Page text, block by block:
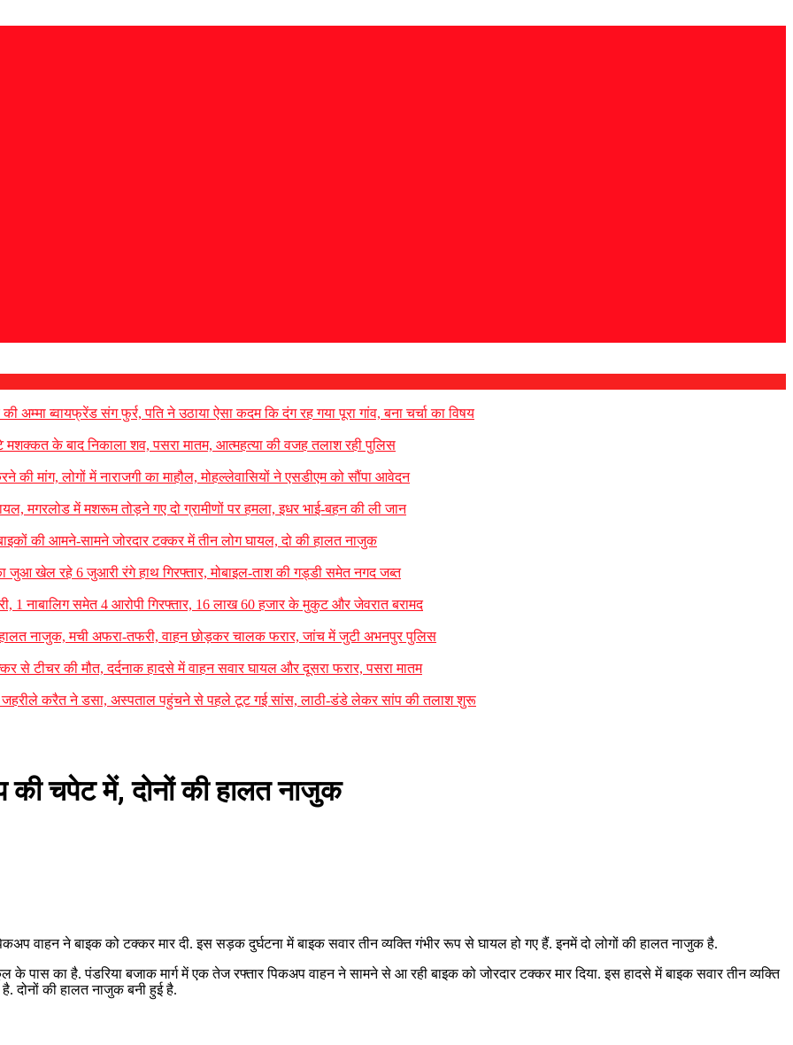
ब्वायफ्रेंड संग फुर्र, पति ने उठाया ऐसा कदम कि दंग रह गया पूरा गांव, बना चर्चा का विषय
के बाद निकाला शव, पसरा मातम, आत्महत्या की वजह तलाश रही पुलिस
मांग, लोगों में नाराजगी का माहौल, मोहल्लेवासियों ने एसडीएम को सौंपा आवेदन
में मशरूम तोड़ने गए दो ग्रामीणों पर हमला, इधर भाई-बहन की ली जान
की आमने-सामने जोरदार टक्कर में तीन लोग घायल, दो की हालत नाजुक
जुआ खेल रहे 6 जुआरी रंगे हाथ गिरफ्तार, मोबाइल-ताश की गड्डी समेत नगद जब्त
1 नाबालिग समेत 4 आरोपी गिरफ्तार, 16 लाख 60 हजार के मुकुट और जेवरात बरामद
हालत नाजुक, मची अफरा-तफरी, वाहन छोड़कर चालक फरार, जांच में जुटी अभनपुर पुलिस
टीचर की मौत, दर्दनाक हादसे में वाहन सवार घायल और दूसरा फरार, पसरा मातम
जहरीले करैत ने डसा, अस्पताल पहुंचने से पहले टूट गई सांस, लाठी-डंडे लेकर सांप की तलाश शुरू
चपेट में, दोनों की हालत नाजुक
वाहन ने बाइक को टक्कर मार दी. इस सड़क दुर्घटना में बाइक सवार तीन व्यक्ति गंभीर रूप से घायल हो गए हैं. इनमें दो लोगों की हालत नाजुक है.
पास का है. पंडरिया बजाक मार्ग में एक तेज रफ्तार पिकअप वाहन ने सामने से आ रही बाइक को जोरदार टक्कर मार दिया. इस हादसे में बाइक सवार तीन व्यक्ति
दोनों की हालत नाजुक बनी हुई है.